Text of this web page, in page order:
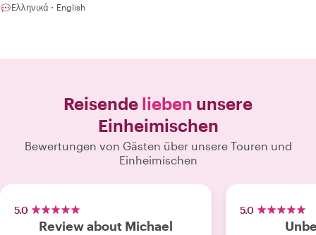
Ελληνικά・English
Reisende lieben unsere
Einheimischen
Bewertungen von Gästen über unsere Touren und
Einheimischen
5.0
Review about Michael
5.0